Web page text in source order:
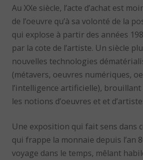
Au XXe siècle, l’acte d’achat est
de l’oeuvre qu’à sa volonté de la
qui explose à partir des années
par la cote de l’artiste. Un siècle
nouvelles technologies
(métavers, oeuvres numériques,
l’intelligence artificielle), brouillant
les notions d’oeuvres et et
Une exposition qui fait sens dans
qui frappe la monnaie depuis l’an
voyage dans le temps, mêlant